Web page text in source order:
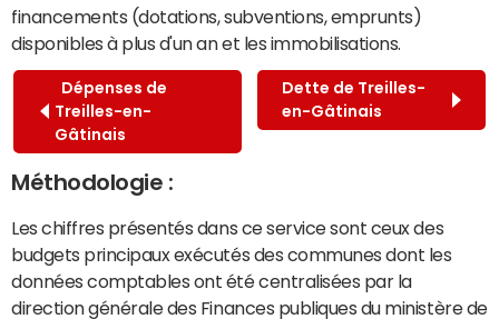
financements (dotations, subventions, emprunts)
disponibles à plus d'un an et les immobilisations.
Dépenses de
Treilles-en-
Gâtinais
Dette de Treilles-
en-Gâtinais
Méthodologie :
Les chiffres présentés dans ce service sont ceux des
budgets principaux exécutés des communes dont les
données comptables ont été centralisées par la
direction générale des Finances publiques du ministère de